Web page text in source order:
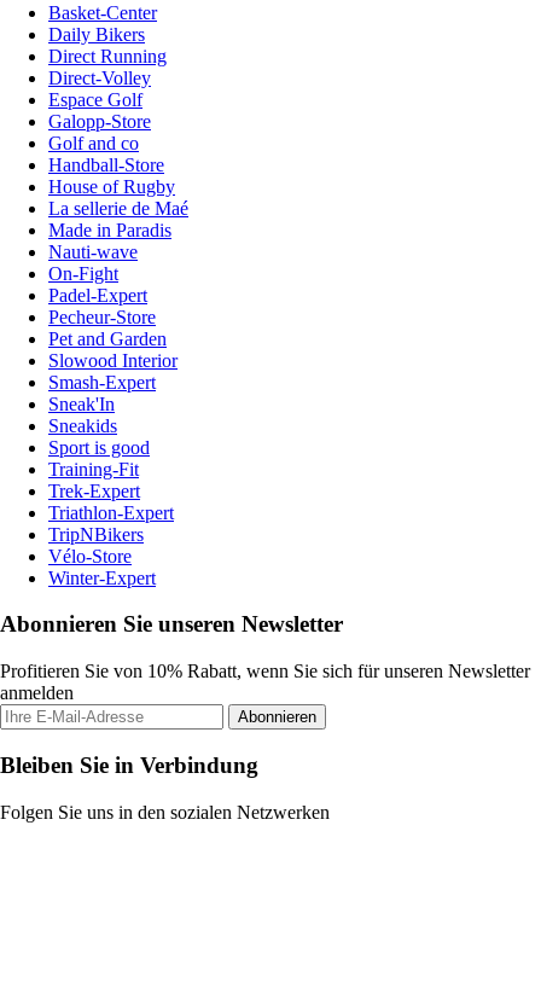
Basket-Center
Daily Bikers
Direct Running
Direct-Volley
Espace Golf
Galopp-Store
Golf and co
Handball-Store
House of Rugby
La sellerie de Maé
Made in Paradis
Nauti-wave
On-Fight
Padel-Expert
Pecheur-Store
Pet and Garden
Slowood Interior
Smash-Expert
Sneak'In
Sneakids
Sport is good
Training-Fit
Trek-Expert
Triathlon-Expert
TripNBikers
Vélo-Store
Winter-Expert
Abonnieren Sie unseren Newsletter
Profitieren Sie von 10% Rabatt, wenn Sie sich für unseren Newsletter
anmelden
Abonnieren
Bleiben Sie in Verbindung
Folgen Sie uns in den sozialen Netzwerken